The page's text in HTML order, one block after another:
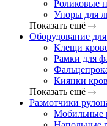
Роликовые
Упоры для
Показать ещё
Оборудование
Клещи
Рамки для
Киянки
Показать ещё
Размотчики
Мобильные